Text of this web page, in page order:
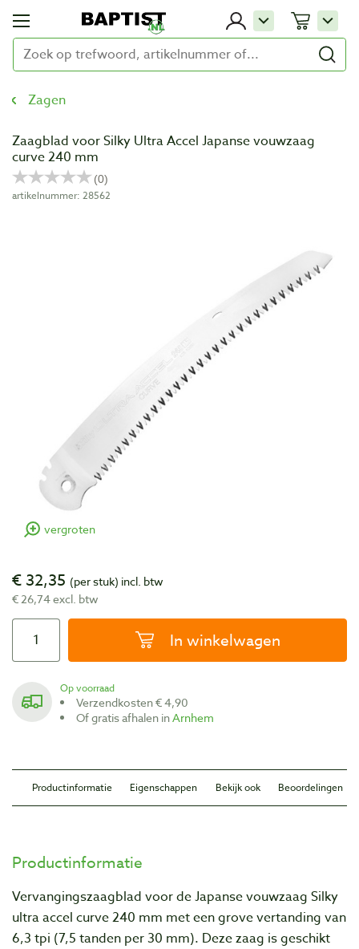
Zagen
Zaagblad voor Silky Ultra Accel Japanse vouwzaag
curve 240 mm
artikelnummer: 28562
vergroten
€ 32,35 (per stuk) incl. btw
€ 26,74 excl. btw
In winkelwagen
Op voorraad
Verzendkosten € 4,90
Of gratis afhalen inArnhem
Productinformatie Eigenschappen Bekijk ook Beoordelingen
Productinformatie
Vervangingszaagblad voor de Japanse vouwzaag Silky
ultra accel curve 240 mm met een grove vertanding van
6,3 tpi (7,5 tanden per 30 mm). Deze zaag is geschikt